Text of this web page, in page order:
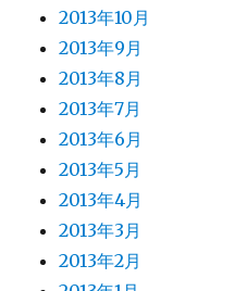
2013年10月
2013年9月
2013年8月
2013年7月
2013年6月
2013年5月
2013年4月
2013年3月
2013年2月